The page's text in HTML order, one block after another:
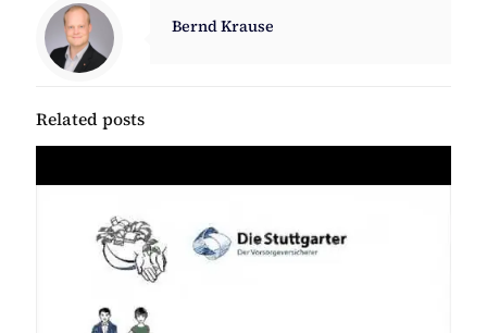
Bernd Krause
Related posts